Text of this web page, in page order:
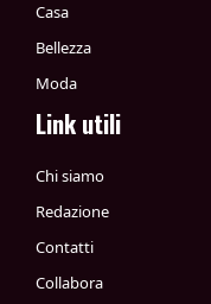
Casa
Bellezza
Moda
Link utili
Chi siamo
Redazione
Contatti
Collabora